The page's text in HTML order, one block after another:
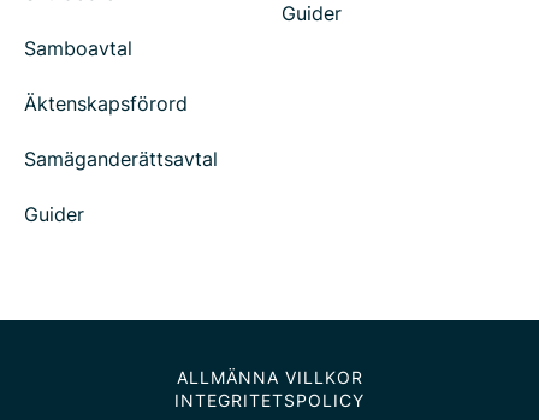
Samboavtal
Äktenskapsförord
Samäganderättsavtal
Guider
Guider
ALLMÄNNA VILLKOR
INTEGRITETSPOLICY